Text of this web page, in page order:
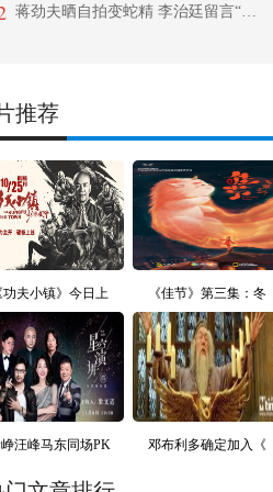
蒋劲夫晒自拍变蛇精 李治廷留言“简直理想型”
推荐
功夫小镇》今日上 《佳节》第三集：冬
汪峰马东同场PK 邓布利多确定加入《